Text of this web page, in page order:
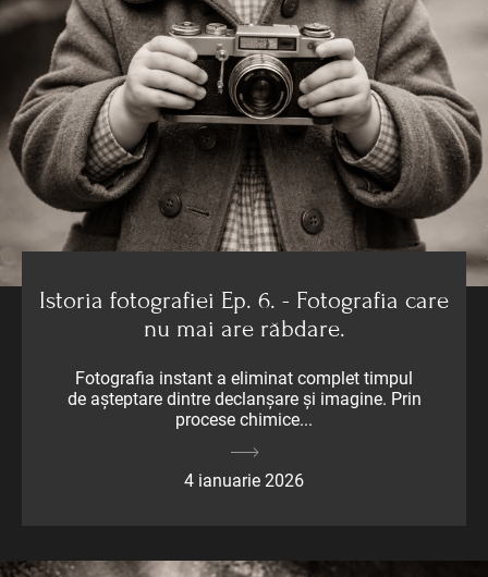
Istoria fotografiei Ep. 6. - Fotografia care
nu mai are răbdare.
Fotografia instant a eliminat complet timpul
de așteptare dintre declanșare și imagine. Prin
procese chimice...
4 ianuarie 2026